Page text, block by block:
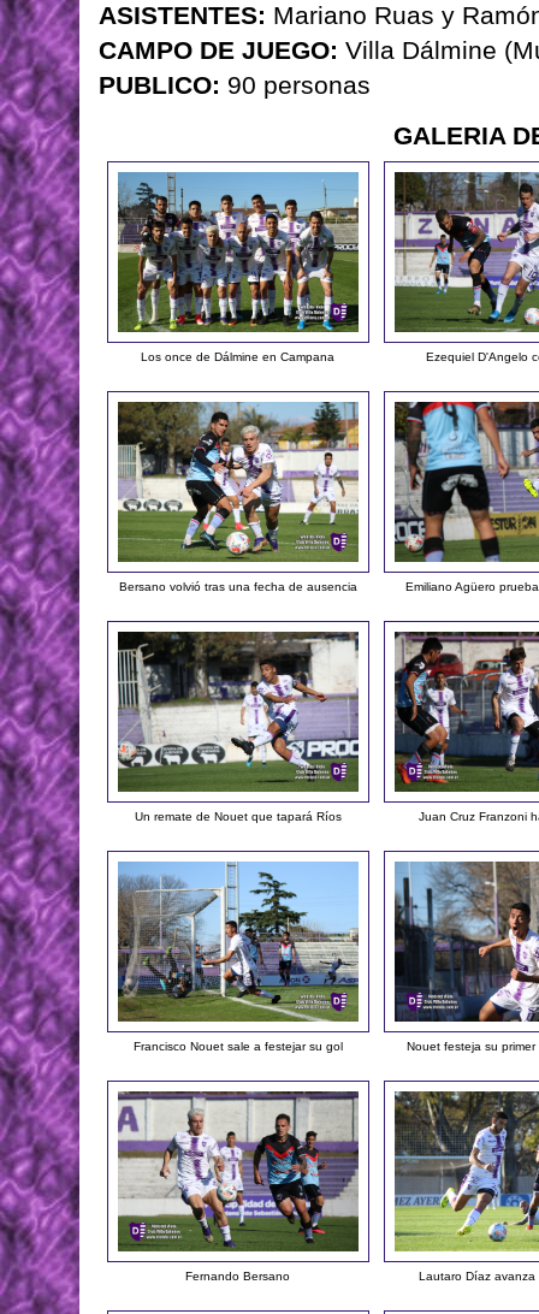
ASISTENTES: Mariano Ruas y
CAMPO DE JUEGO: Villa Dálmine
PUBLICO: 90 personas
GALERIA
Los once de Dálmine en Campana Ezequiel D'Angelo
Bersano volvió tras una fecha de ausencia Emiliano Agüero
Un remate de Nouet que tapará Ríos Juan Cruz Franzoni
Francisco Nouet sale a festejar su gol Nouet festeja su
Fernando Bersano Lautaro Díaz avanza